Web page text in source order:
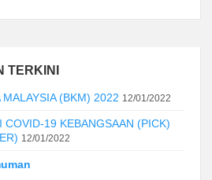
TERKINI
(BKM) 2022 12/01/2022
COVID-19 KEBANGSAAN (PICK)
12/01/2022